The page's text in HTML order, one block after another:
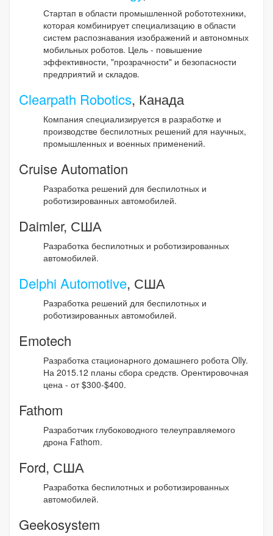
Стартап в области промышленной робототехники,
которая комбинирует специализацию в области
систем распознавания изображений и автономных
мобильных роботов. Цель - повышение
эффективности, "прозрачности" и безопасности
предприятий и складов.
Clearpath Robotics, Канада
Компания специализируется в разработке и
производстве беспилотных решений для научных,
промышленных и военных применений.
Cruise Automation
Разработка решений для беспилотных и
роботизированных автомобилей.
Daimler, США
Разработка беспилотных и роботизированных
автомобилей.
Delphi Automotive, США
Разработка решений для беспилотных и
роботизированных автомобилей.
Emotech
Разработка стационарного домашнего робота Olly.
На 2015.12 планы сбора средств. Орентировочная
цена - от $300-$400.
Fathom
Разработчик глубоководного телеуправляемого
дрона Fathom.
Ford, США
Разработка беспилотных и роботизированных
автомобилей.
Geekosystem